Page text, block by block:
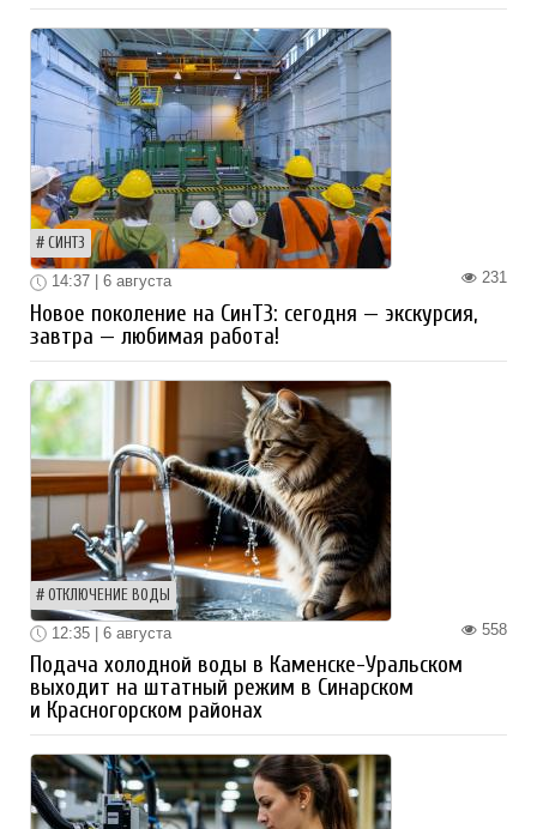
СИНТЗ
231
14:37 | 6 августа
Новое поколение на СинТЗ: сегодня — экскурсия,
завтра — любимая работа!
ОТКЛЮЧЕНИЕ ВОДЫ
558
12:35 | 6 августа
Подача холодной воды в Каменске-Уральском
выходит на штатный режим в Синарском
и Красногорском районах